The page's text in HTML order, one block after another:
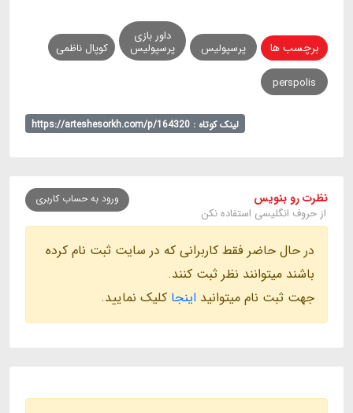
برچسب ها پرسپولیس
داور بازی
پرسپولیس کوپال ناظمی
perspolis
لینک کوتاه : https://arteshesorkh.com/p/164320
نظرت رو بنویس
از حروف انگلیسی استفاده نکن
ورود به حساب کاربری
در حال حاضر فقط کاربرانی که در سایت ثبت نام کرده
باشند میتوانند نظر ثبت کنند.
جهت ثبت نام میتوانید اینجا کلیک نمایید.